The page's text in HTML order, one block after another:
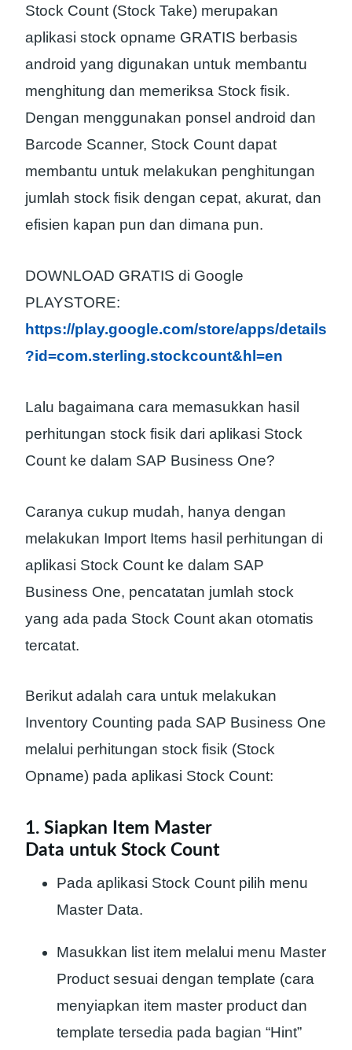
Stock Count (Stock Take) merupakan
aplikasi stock opname GRATIS berbasis
android yang digunakan untuk membantu
menghitung dan memeriksa Stock fisik.
Dengan menggunakan ponsel android dan
Barcode Scanner, Stock Count dapat
membantu untuk melakukan penghitungan
jumlah stock fisik dengan cepat, akurat, dan
efisien kapan pun dan dimana pun.
DOWNLOAD GRATIS di Google
PLAYSTORE:
https://play.google.com/store/apps/details
?id=com.sterling.stockcount&hl=en
Lalu bagaimana cara memasukkan hasil
perhitungan stock fisik dari aplikasi Stock
Count ke dalam SAP Business One?
Caranya cukup mudah, hanya dengan
melakukan Import Items hasil perhitungan di
aplikasi Stock Count ke dalam SAP
Business One, pencatatan jumlah stock
yang ada pada Stock Count akan otomatis
tercatat.
Berikut adalah cara untuk melakukan
Inventory Counting pada SAP Business One
melalui perhitungan stock fisik (Stock
Opname) pada aplikasi Stock Count:
1. Siapkan Item Master
Data untuk Stock Count
Pada aplikasi Stock Count pilih menu
Master Data.
Masukkan list item melalui menu Master
Product sesuai dengan template (cara
menyiapkan item master product dan
template tersedia pada bagian “Hint”